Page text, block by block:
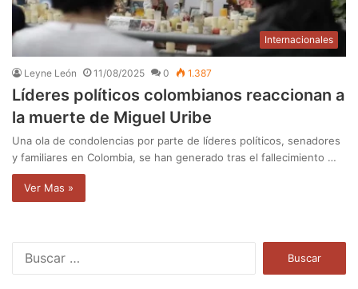
Internacionales
Leyne León 11/08/2025 0 1.387
Líderes políticos colombianos reaccionan a
la muerte de Miguel Uribe
Una ola de condolencias por parte de líderes políticos, senadores
y familiares en Colombia, se han generado tras el fallecimiento …
Ver Mas »